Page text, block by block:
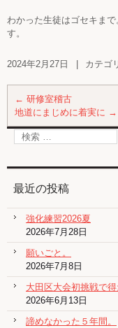
わかった生徒はゴセキま
す。
2024年2月27日 カテゴ
← 研修室稽古
地道にまじめに着実に →
最近の投稿
強化練習2026夏
2026年7月28日
願いごと。
2026年7月8日
大田区大会初挑戦で
2026年6月13日
諦めなかった５年間。